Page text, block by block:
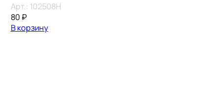
Арт.: 102508H
80 ₽
В корзину